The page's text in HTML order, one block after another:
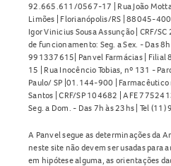
92.665.611/0567-17 | Rua João
Limões | Florianópolis/RS | 88045-
Igor Vinicius Sousa Assunção | CRF/
de funcionamento: Seg. a Sex. - Das
991337615| Panvel Farmácias |
15 | Rua Inocêncio Tobias, nº 131 -
Paulo/ SP |01.144-900 | Farmacêutico
Santos | CRF/SP 104682 | AFE
Seg. a Dom. - Das 7h às 23hs | Tel
A Panvel segue as determinações da
neste site não devem ser usadas para
em hipótese alguma, as orientações